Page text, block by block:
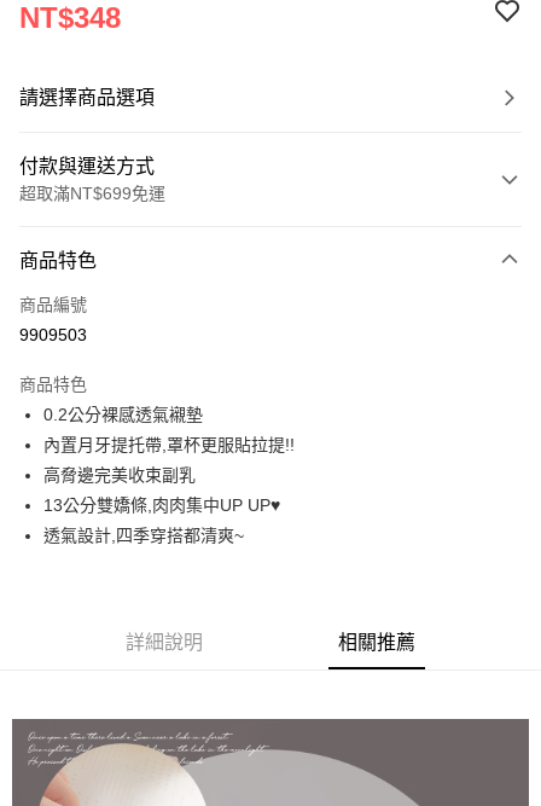
NT$348
請選擇商品選項
付款與運送方式
超取滿NT$699免運
信用卡一次付款
超商取貨付款
街口支付
悠遊付
AFTEE先享後付
相關說明
２．便利：只要手機號碼，簡訊認證，即可結帳。
１．於結帳方式選擇「AFTEE先享後付」後，將跳轉至「AFTEE先享後付」
結帳頁面，進行簡訊認證並確認金額後，即可完成結帳。
２．訂單成立數日內，您將收到繳費通知簡訊。
３．收到繳費通知簡訊後14天內，點擊此簡訊中的連結，可透過四大超商／
付款後全家取貨
每筆NT$60，滿NT$699(含以上)免運費
商品特色
商品編號
9909503
商品特色
0.2公分裸感透氣襯墊
內置月牙提托帶,罩杯更服貼拉提!!
高脅邊完美收束副乳
13公分雙嬌條,肉肉集中UP UP♥️
透氣設計,四季穿搭都清爽~
詳細說明 相關推薦